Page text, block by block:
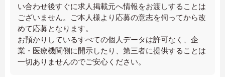
い合わせ後すぐに求人掲載元へ情報をお渡しすることは
ございません。ご本人様より応募の意志を伺ってから改
めて応募となります。
お預かりしているすべての個人データは許可なく、企
業・医療機関側に開示したり、第三者に提供することは
一切ありませんのでご安心ください。